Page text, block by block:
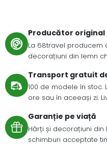
Producător original
La 68travel producem
decorațiuni din lemn
Transport gratuit
100 de modele în stoc.
ore sau în aceeași zi.
Garanție pe viață
Hărți și decorațiuni din
schimburi acceptate